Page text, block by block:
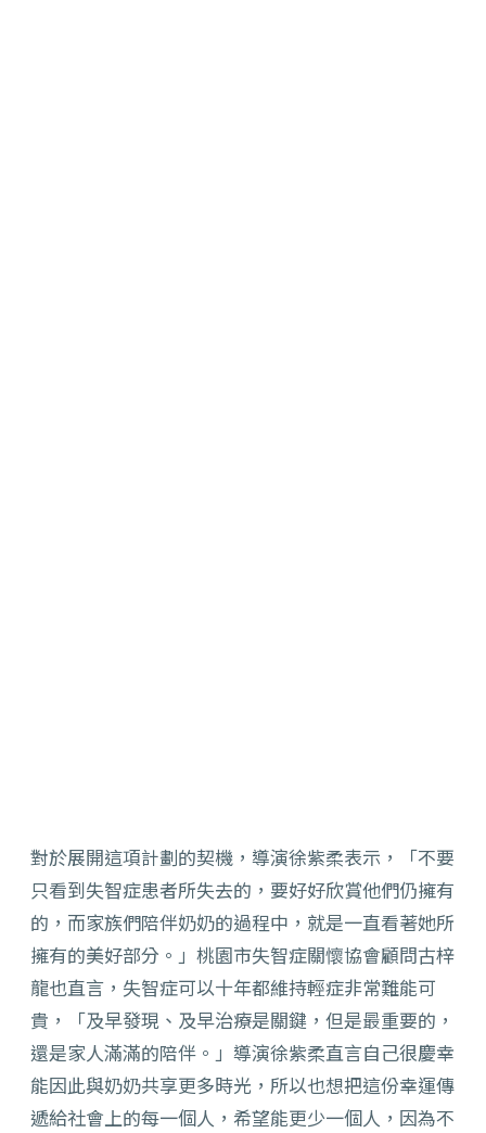
對於展開這項計劃的契機，導演徐紫柔表示，「不要
只看到失智症患者所失去的，要好好欣賞他們仍擁有
的，而家族們陪伴奶奶的過程中，就是一直看著她所
擁有的美好部分。」桃園市失智症關懷協會顧問古梓
龍也直言，失智症可以十年都維持輕症非常難能可
貴，「及早發現、及早治療是關鍵，但是最重要的，
還是家人滿滿的陪伴。」導演徐紫柔直言自己很慶幸
能因此與奶奶共享更多時光，所以也想把這份幸運傳
遞給社會上的每一個人，希望能更少一個人，因為不